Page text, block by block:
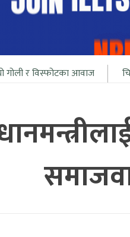
आवाज चिनिया दुतावासले